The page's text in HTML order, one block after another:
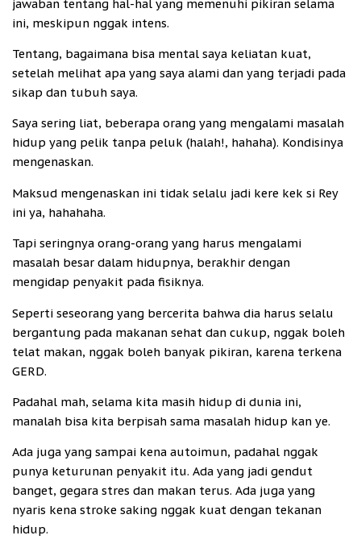
jawaban tentang hal-hal yang memenuhi pikiran selama
ini, meskipun nggak intens.
Tentang, bagaimana bisa mental saya keliatan kuat,
setelah melihat apa yang saya alami dan yang terjadi pada
sikap dan tubuh saya.
Saya sering liat, beberapa orang yang mengalami masalah
hidup yang pelik tanpa peluk (halah!, hahaha). Kondisinya
mengenaskan.
Maksud mengenaskan ini tidak selalu jadi kere kek si Rey
ini ya, hahahaha.
Tapi seringnya orang-orang yang harus mengalami
masalah besar dalam hidupnya, berakhir dengan
mengidap penyakit pada fisiknya.
Seperti seseorang yang bercerita bahwa dia harus selalu
bergantung pada makanan sehat dan cukup, nggak boleh
telat makan, nggak boleh banyak pikiran, karena terkena
GERD.
Padahal mah, selama kita masih hidup di dunia ini,
manalah bisa kita berpisah sama masalah hidup kan ye.
Ada juga yang sampai kena autoimun, padahal nggak
punya keturunan penyakit itu. Ada yang jadi gendut
banget, gegara stres dan makan terus. Ada juga yang
nyaris kena stroke saking nggak kuat dengan tekanan
hidup.